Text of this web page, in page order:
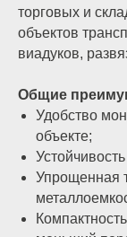
торговых и
объектов
виадуков,
Общие
Удобство
объекте;
Упрощенная